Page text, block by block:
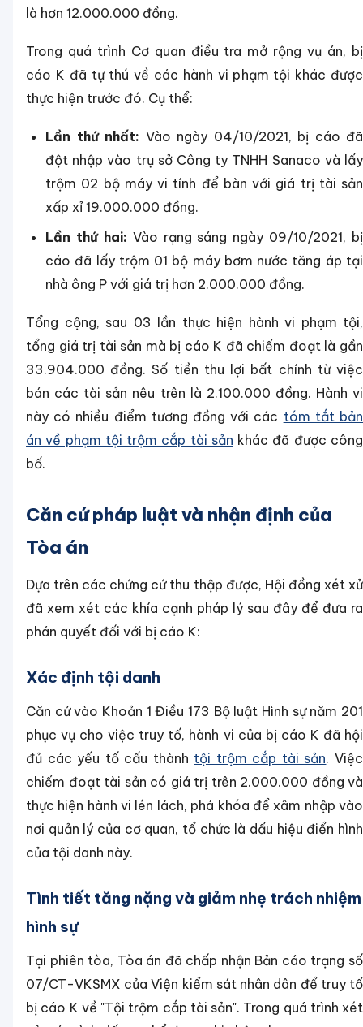
là hơn 12.000.000 đồng.
Trong quá trình Cơ quan điều tra mở rộng vụ án, bị
cáo K đã tự thú về các hành vi phạm tội khác được
thực hiện trước đó. Cụ thể:
Lần thứ nhất: Vào ngày 04/10/2021, bị cáo đã
đột nhập vào trụ sở Công ty TNHH Sanaco và lấy
trộm 02 bộ máy vi tính để bàn với giá trị tài sản
xấp xỉ 19.000.000 đồng.
Lần thứ hai: Vào rạng sáng ngày 09/10/2021, bị
cáo đã lấy trộm 01 bộ máy bơm nước tăng áp tại
nhà ông P với giá trị hơn 2.000.000 đồng.
Tổng cộng, sau 03 lần thực hiện hành vi phạm tội,
tổng giá trị tài sản mà bị cáo K đã chiếm đoạt là gần
33.904.000 đồng. Số tiền thu lợi bất chính từ việc
bán các tài sản nêu trên là 2.100.000 đồng. Hành vi
này có nhiều điểm tương đồng với các tóm tắt bản
án về phạm tội trộm cắp tài sản khác đã được công
bố.
Căn cứ pháp luật và nhận định của
Tòa án
Dựa trên các chứng cứ thu thập được, Hội đồng xét xử
đã xem xét các khía cạnh pháp lý sau đây để đưa ra
phán quyết đối với bị cáo K:
Xác định tội danh
Căn cứ vào Khoản 1 Điều 173 Bộ luật Hình sự năm 201
phục vụ cho việc truy tố, hành vi của bị cáo K đã hội
đủ các yếu tố cấu thành tội trộm cắp tài sản. Việc
chiếm đoạt tài sản có giá trị trên 2.000.000 đồng và
thực hiện hành vi lén lách, phá khóa để xâm nhập vào
nơi quản lý của cơ quan, tổ chức là dấu hiệu điển hình
của tội danh này.
Tình tiết tăng nặng và giảm nhẹ trách nhiệm
hình sự
Tại phiên tòa, Tòa án đã chấp nhận Bản cáo trạng số
07/CT-VKSMX của Viện kiểm sát nhân dân để truy tố
bị cáo K về "Tội trộm cắp tài sản". Trong quá trình xét